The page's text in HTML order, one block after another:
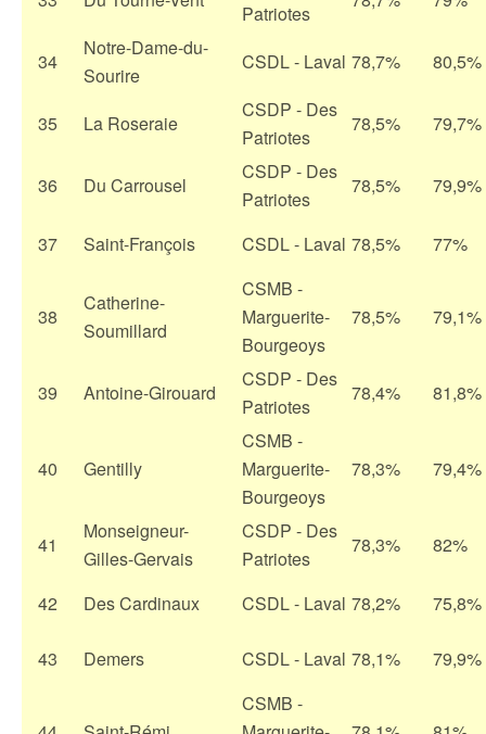
Patriotes
34
Notre-Dame-du-
Sourire
CSDL - Laval 78,7% 80,5%
35 La Roseraie
CSDP - Des
Patriotes
78,5% 79,7%
36 Du Carrousel
CSDP - Des
Patriotes
78,5% 79,9%
37 Saint-François CSDL - Laval 78,5% 77%
38
Catherine-
Soumillard
CSMB -
Marguerite-
Bourgeoys
78,5% 79,1%
39 Antoine-Girouard
CSDP - Des
Patriotes
78,4% 81,8%
40 Gentilly
CSMB -
Marguerite-
Bourgeoys
78,3% 79,4%
41
Monseigneur-
Gilles-Gervais
CSDP - Des
Patriotes
78,3% 82%
42 Des Cardinaux CSDL - Laval 78,2% 75,8%
43 Demers CSDL - Laval 78,1% 79,9%
CSMB -